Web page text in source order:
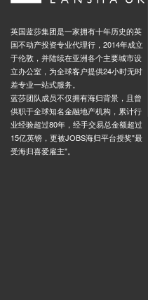
英国蓝莎集团是一家拥有十年历史的英
国不动产投资专业代理行，2014年成立
于伦敦，并陆续在亚洲各个主要城市设
立办公室，为全球客户提供24小时无时
差专业一站式服务。
蓝莎团队成员不仅拥有海归背景，且曾
供职于全球知名金融地产机构，累计行
业经验超过80年，经手交易总金额超过
15亿英镑，更被JOBS海归平台授奖"最
受海归喜爱雇主"。